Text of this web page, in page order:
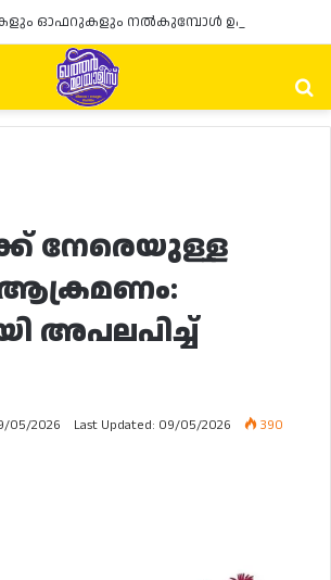
നേരെയുള്ള
ആക്രമണം:
അപലപിച്ച്
05/2026 Last Updated: 09/05/2026
390